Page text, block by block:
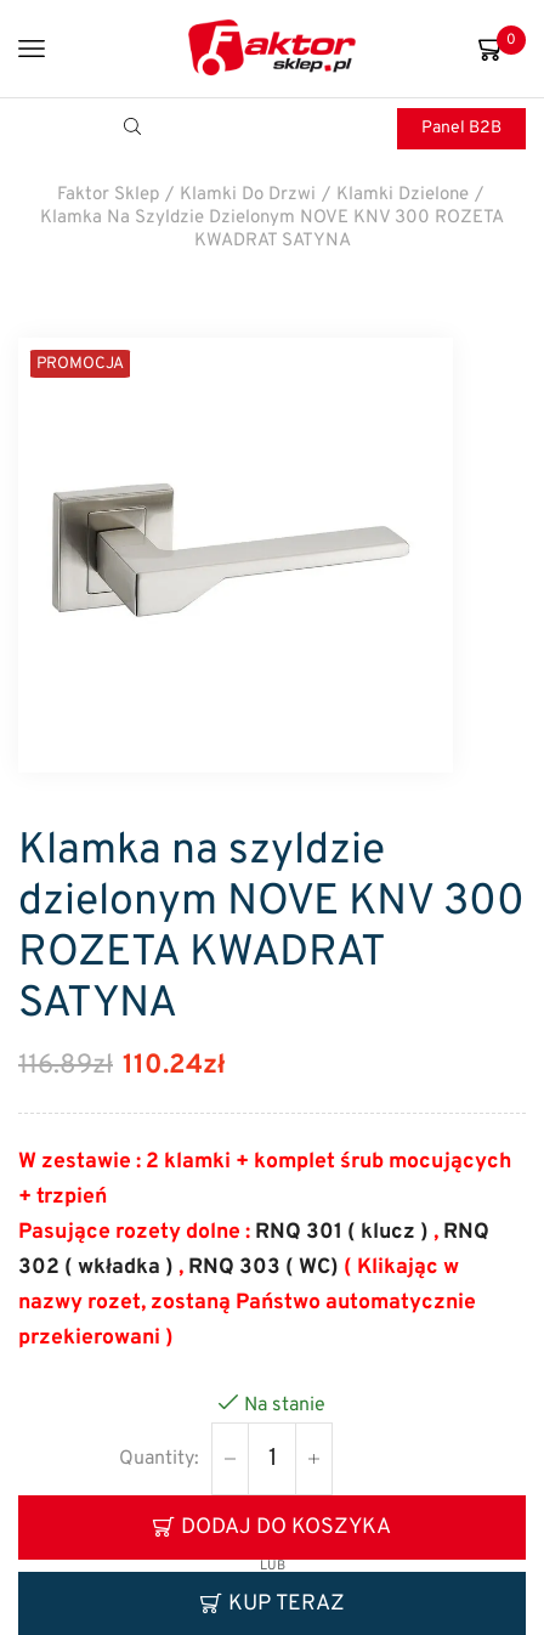
0
Panel B2B
Faktor Sklep / Klamki Do Drzwi / Klamki Dzielone /
Klamka Na Szyldzie Dzielonym NOVE KNV 300 ROZETA
KWADRAT SATYNA
PROMOCJA
Klamka na szyldzie
dzielonym NOVE KNV 300
ROZETA KWADRAT
SATYNA
116.89zł 110.24zł
W zestawie : 2 klamki + komplet śrub mocujących
+ trzpień
Pasujące rozety dolne : RNQ 301 ( klucz ) , RNQ
302 ( wkładka ) , RNQ 303 ( WC) ( Klikając w
nazwy rozet, zostaną Państwo automatycznie
przekierowani )
Na stanie
DODAJ DO KOSZYKA
LUB
KUP TERAZ